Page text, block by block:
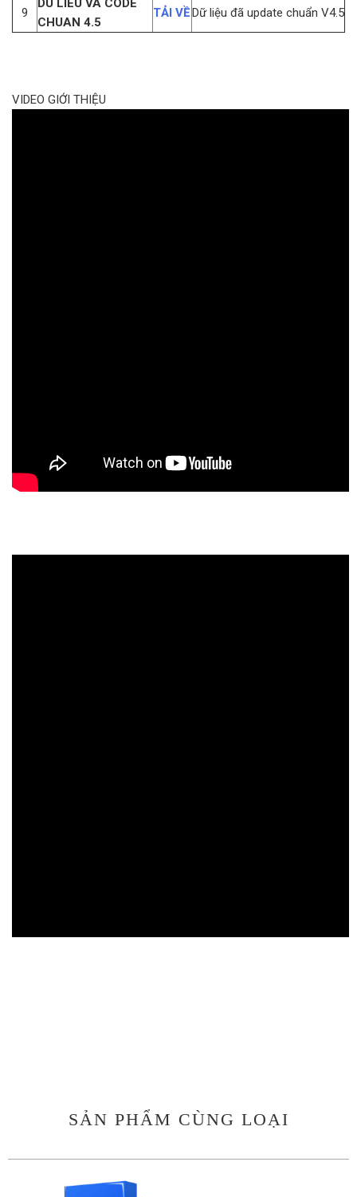
9
DU LIEU VA CODE
CHUAN 4.5
TẢI VỀDữ liệu đã update chuẩn V4.5
VIDEO GIỚI THIỆU
SẢN PHẨM CÙNG LOẠI